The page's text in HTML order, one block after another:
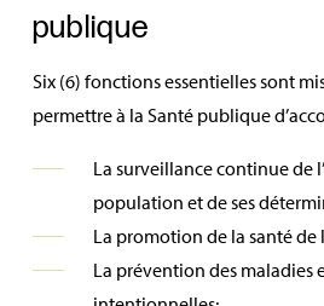
publique
Six (6) fonctions essentielles sont
permettre à la Santé publique
La surveillance continue de
population et de ses
La promotion de la santé
La prévention des maladies